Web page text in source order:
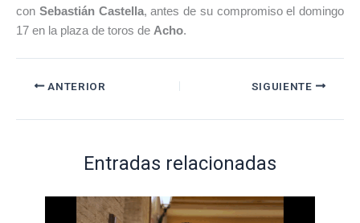
con Sebastián Castella, antes de su compromiso el domingo
17 en la plaza de toros de Acho.
ANTERIOR SIGUIENTE
Entradas relacionadas